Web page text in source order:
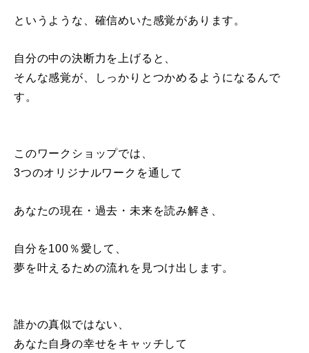
というような、確信めいた感覚があります。
自分の中の決断力を上げると、
そんな感覚が、しっかりとつかめるようになるんで
す。
このワークショップでは、
3つのオリジナルワークを通して
あなたの現在・過去・未来を読み解き、
自分を100％愛して、
夢を叶えるための流れを見つけ出します。
誰かの真似ではない、
あなた自身の幸せをキャッチして